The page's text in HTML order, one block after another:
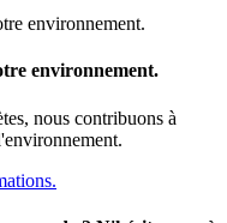
environnement.
nous contribuons à